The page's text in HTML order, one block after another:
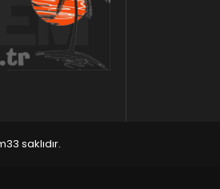
saklıdır.